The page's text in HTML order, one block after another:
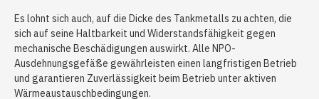
Es lohnt sich auch, auf die Dicke des Tankmetalls zu achten, die
sich auf seine Haltbarkeit und Widerstandsfähigkeit gegen
mechanische Beschädigungen auswirkt. Alle NPO-
Ausdehnungsgefäße gewährleisten einen langfristigen Betrieb
und garantieren Zuverlässigkeit beim Betrieb unter aktiven
Wärmeaustauschbedingungen.